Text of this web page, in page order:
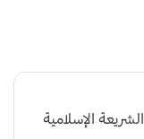
بالراحة